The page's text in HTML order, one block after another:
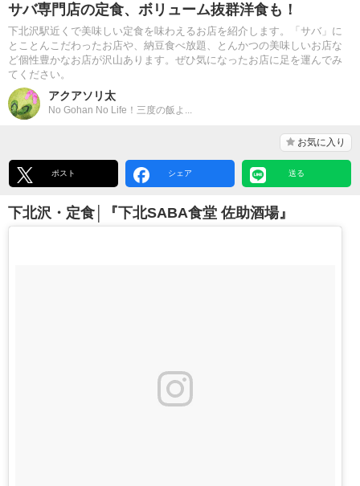
サバ専門店の定食、ボリューム抜群洋食も！
下北沢駅近くで美味しい定食を味わえるお店を紹介します。「サバ」に
とことんこだわったお店や、納豆食べ放題、とんかつの美味しいお店な
ど個性豊かなお店が沢山あります。ぜひ気になったお店に足を運んでみ
てください。
アクアソリ太
No Gohan No Life！三度の飯よ...
お気に入り
ポスト シェア 送る
下北沢・定食│『下北SABA食堂 佐助酒場』